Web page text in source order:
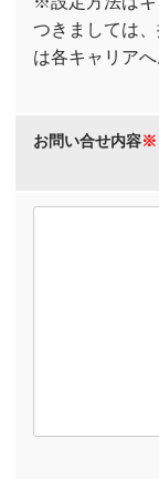
つきましては
は各キャリア
お問い合せ内容※